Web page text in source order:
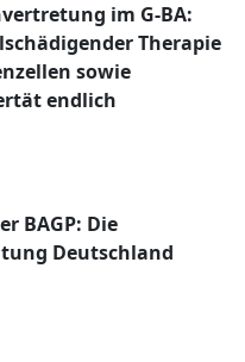
im G-BA:
Therapie
sowie
endlich
BAGP: Die
Deutschland